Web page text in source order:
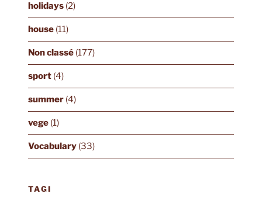
holidays(2)
house(11)
Non classé(177)
sport(4)
summer(4)
vege(1)
Vocabulary(33)
TAGI